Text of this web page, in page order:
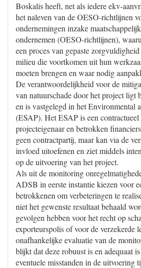
Boskalis heeft, net als iedere ekv-
het naleven van de OESO-richtlijnen
ondernemingen inzake
ondernemen (OESO-richtlijnen),
een proces van gepaste zorgvuldigheid
milieu die voortkomen uit hun
moeten brengen en waar nodig
De verantwoordelijkheid voor de
van natuurschade door het project ligt
en is vastgelegd in het Environmental
(ESAP). Het ESAP is een contractueel
projecteigenaar en betrokken
geen contractpartij, maar kan via de
invloed uitoefenen en ziet middels
op de uitvoering van het project.
Als uit de monitoring
ADSB in eerste instantie kiezen voor
betrokkenen om verbeteringen te
niet het gewenste resultaat behaald
gevolgen hebben voor het recht op
exporteurspolis of voor de verzekerde
onafhankelijke evaluatie van de
blijkt dat deze robuust is en adequaat
eventuele misstanden in de uitvoering